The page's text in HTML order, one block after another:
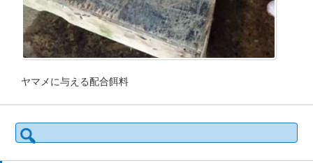
ヤマメに与える配合餌料
検
索: